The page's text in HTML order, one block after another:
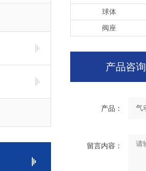
球体
阀座
产品咨询
产品：
留言内容：